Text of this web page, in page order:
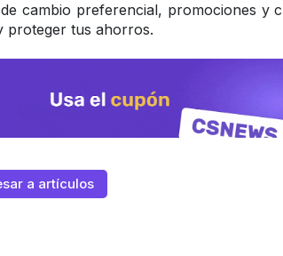
cambio preferencial, promociones y
proteger tus ahorros.
a artículos